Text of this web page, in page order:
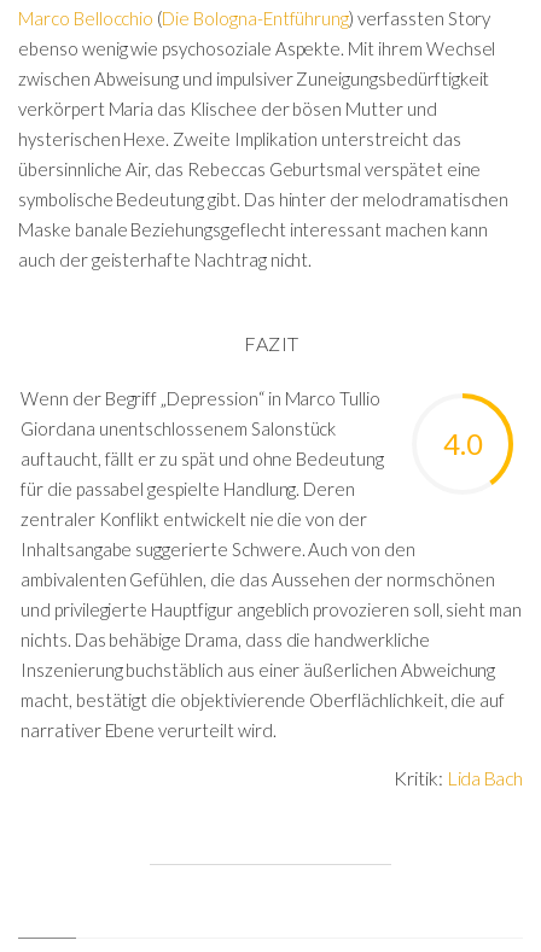
Marco Bellocchio (Die Bologna-Entführung) verfassten Story
ebenso wenig wie psychosoziale Aspekte. Mit ihrem Wechsel
zwischen Abweisung und impulsiver Zuneigungsbedürftigkeit
verkörpert Maria das Klischee der bösen Mutter und
hysterischen Hexe. Zweite Implikation unterstreicht das
übersinnliche Air, das Rebeccas Geburtsmal verspätet eine
symbolische Bedeutung gibt. Das hinter der melodramatischen
Maske banale Beziehungsgeflecht interessant machen kann
auch der geisterhafte Nachtrag nicht.
FAZIT
4.0
Wenn der Begriff „Depression“ in Marco Tullio
Giordana unentschlossenem Salonstück
auftaucht, fällt er zu spät und ohne Bedeutung
für die passabel gespielte Handlung. Deren
zentraler Konflikt entwickelt nie die von der
Inhaltsangabe suggerierte Schwere. Auch von den
ambivalenten Gefühlen, die das Aussehen der normschönen
und privilegierte Hauptfigur angeblich provozieren soll, sieht man
nichts. Das behäbige Drama, dass die handwerkliche
Inszenierung buchstäblich aus einer äußerlichen Abweichung
macht, bestätigt die objektivierende Oberflächlichkeit, die auf
narrativer Ebene verurteilt wird.
Kritik: Lida Bach